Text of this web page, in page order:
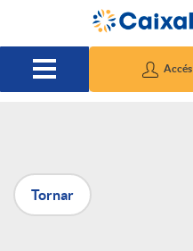
Salta al contingut principal
Accés
P
u
Tornar